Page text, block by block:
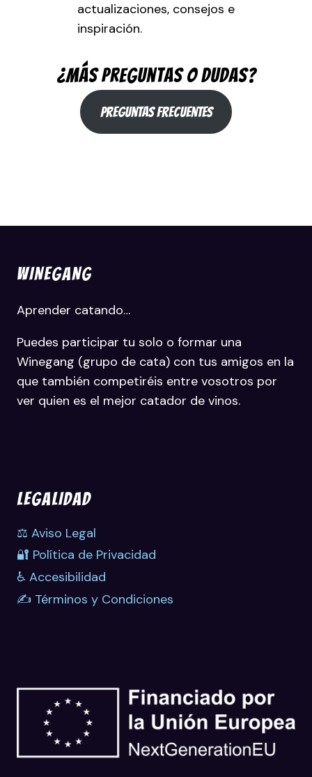
actualizaciones, consejos e
inspiración.
¿Más preguntas o dudas?
preguntas frecuentes
WINEGANG
Aprender catando…
Puedes participar tu solo o formar una
Winegang (grupo de cata) con tus amigos en la
que también competiréis entre vosotros por
ver quien es el mejor catador de vinos.
LEGALIDAD
⚖️ Aviso Legal
🔐 Política de Privacidad
♿ Accesibilidad
✍️ Términos y Condiciones